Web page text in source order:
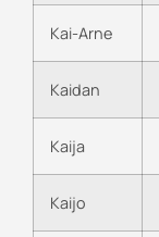
Kai-Arne
Kaidan
Kaija
Kaijo